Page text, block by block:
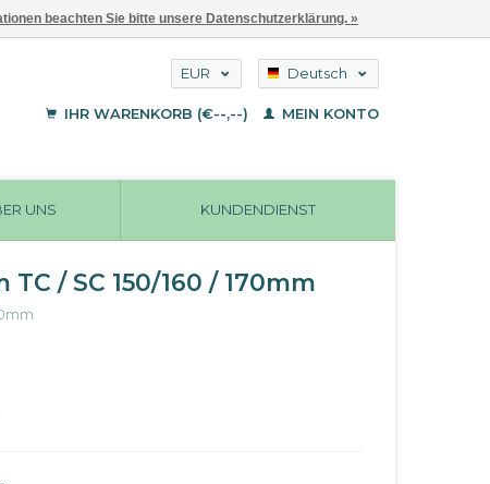
EUR
USD
Deutsch
Français
IHR WARENKORB (€--,--) MEIN KONTO
UNS KUNDENDIENST
/ SC 150/160 / 170mm
beachten Sie bitte unsere Datenschutzerklärung. »